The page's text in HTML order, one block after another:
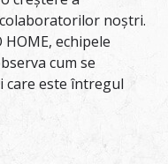
noștri.
HOME, echipele
cum se
care este întregul